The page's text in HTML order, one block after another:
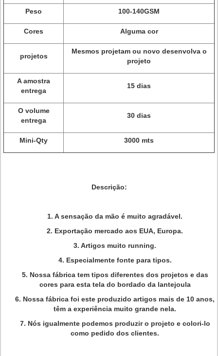
Peso 100-140GSM
Cores Alguma cor
projetos
Mesmos projetam ou novo desenvolva o
projeto
A amostra
entrega
15 dias
O volume
entrega
30 dias
Mini-Qty 3000 mts
Descrição:
1. A sensação da mão é muito agradável.
2. Exportação mercado aos EUA, Europa.
3. Artigos muito running.
4. Especialmente fonte para tipos.
5. Nossa fábrica tem tipos diferentes dos projetos e das
cores para esta tela do bordado da lantejoula
6. Nossa fábrica foi este produzido artigos mais de 10 anos,
têm a experiência muito grande nela.
7. Nós igualmente podemos produzir o projeto e colori-lo
como pedido dos clientes.